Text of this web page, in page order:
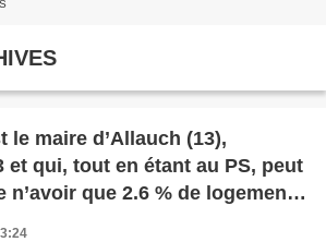
le maire d’Allauch (13),
et qui, tout en étant au PS, peut
n’avoir que 2.6 % de logements
de la commune